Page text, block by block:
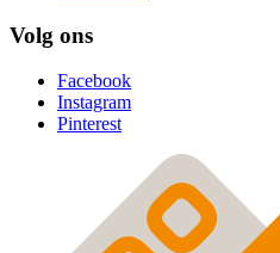
Volg ons
Facebook
Instagram
Pinterest